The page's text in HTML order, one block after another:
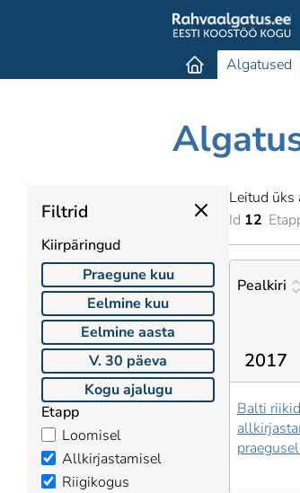
Algatused
Filtrid
Kiirpäringud
Praegune kuu
Eelmine kuu
Eelmine aasta
V. 30 päeva
Kogu ajalugu
Etapp
Loomisel
Allkirjastamisel
Riigikogus
Leitud üks
Id 12
Pealkiri
2017
Balti